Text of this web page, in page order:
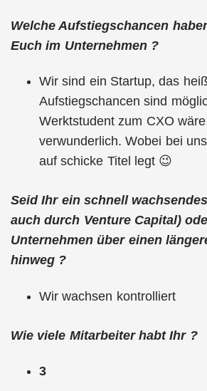
Welche Aufstiegschancen
Euch im Unternehmen ?
Wir sind ein Startup, das
Aufstiegschancen sind
Werktstudent zum CXO
verwunderlich. Wobei bei
auf schicke Titel legt 😉
Seid Ihr ein schnell
auch durch Venture Capital)
Unternehmen über einen
hinweg ?
Wir wachsen kontrolliert
Wie viele Mitarbeiter habt Ihr ?
3